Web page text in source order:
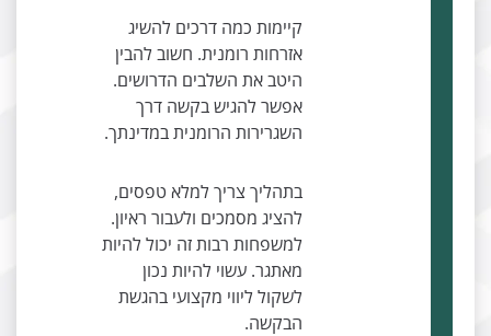
קיימות כמה דרכים להשיג
אזרחות רומנית. חשוב להבין
היטב את השלבים הדרושים.
אפשר להגיש בקשה דרך
השגרירות הרומנית במדינתך.
בתהליך צריך למלא טפסים,
להציג מסמכים ולעבור ראיון.
למשפחות רבות זה יכול להיות
מאתגר. עשוי להיות נכון
לשקול ליווי מקצועי בהגשת
הבקשה.